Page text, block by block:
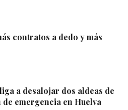
contratos a dedo y más
a desalojar dos aldeas de
emergencia en Huelva